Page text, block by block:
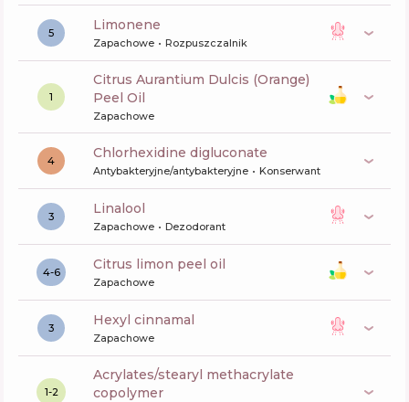
5 limonene
Zapachowe Rozpuszczalnik
1
Citrus Aurantium Dulcis (Orange)
Peel Oil
Zapachowe
4 chlorhexidine digluconate
Antybakteryjne/antybakteryjne Konserwant
3 linalool
Zapachowe Dezodorant
4-6 citrus limon peel oil
Zapachowe
3 hexyl cinnamal
Zapachowe
1-2
acrylates/stearyl methacrylate
copolymer